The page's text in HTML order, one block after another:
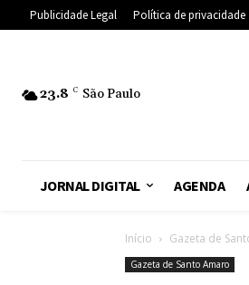
Publicidade Legal Política de privacidade
23.8 C São Paulo
JORNAL DIGITAL AGENDA
Início Gazeta de
Gazeta de Santo Amaro